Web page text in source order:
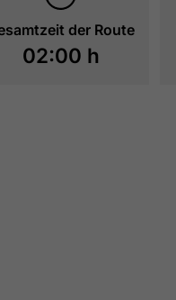
der Route
02:00 h